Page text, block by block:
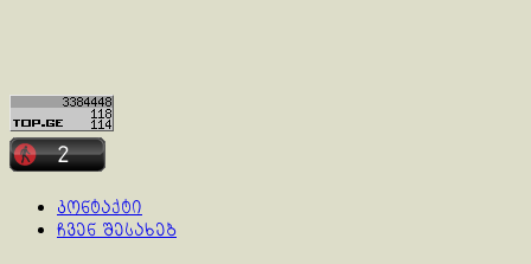
კონტაქტი
ჩვენ შესახებ